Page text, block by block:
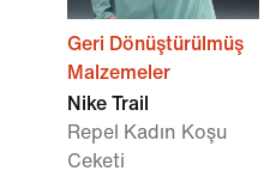
Geri Dönüştürülmüş
Malzemeler
Nike Trail
Repel Kadın Koşu
Ceketi